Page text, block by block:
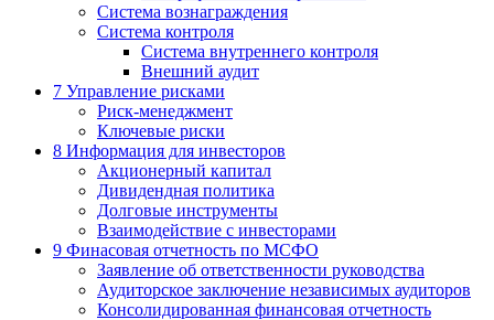
Система вознаграждения
Система контроля
Система внутреннего контроля
Внешний аудит
7 Управление рисками
Риск-менеджмент
Ключевые риски
8 Информация для инвесторов
Акционерный капитал
Дивидендная политика
Долговые инструменты
Взаимодействие с инвеcторами
9 Финасовая отчетность по МСФО
Заявление об ответственности руководства
Аудиторское заключение независимых аудиторов
Консолидированная финансовая отчетность